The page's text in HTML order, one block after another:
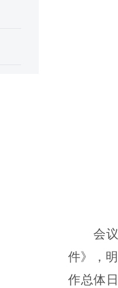
会
件》，
作总体